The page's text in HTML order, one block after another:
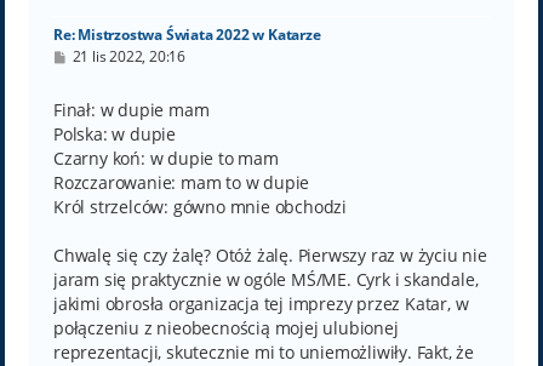
Re: Mistrzostwa Świata 2022 w Katarze
P
t
21 lis 2022, 20:16
Finał: w dupie mam
Polska: w dupie
Czarny koń: w dupie to mam
Rozczarowanie: mam to w dupie
Król strzelców: gówno mnie obchodzi
Chwalę się czy żalę? Otóż żalę. Pierwszy raz w życiu nie
jaram się praktycznie w ogóle MŚ/ME. Cyrk i skandale,
jakimi obrosła organizacja tej imprezy przez Katar, w
połączeniu z nieobecnością mojej ulubionej
reprezentacji, skutecznie mi to uniemożliwiły. Fakt, że